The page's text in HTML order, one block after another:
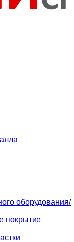
оборудования/
покрытие